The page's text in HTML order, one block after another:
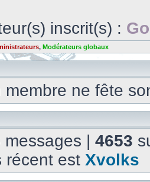
inscrit(s) :
, Modérateurs globaux
membre ne fête
messages | 4653
récent est Xvolks